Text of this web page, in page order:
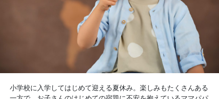
小学校に入学してはじめて迎える夏休み。楽しみもたくさんある